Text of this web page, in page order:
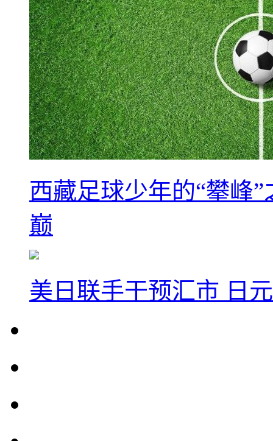
西藏足球少年的“攀峰
巅
美日联手干预汇市 日